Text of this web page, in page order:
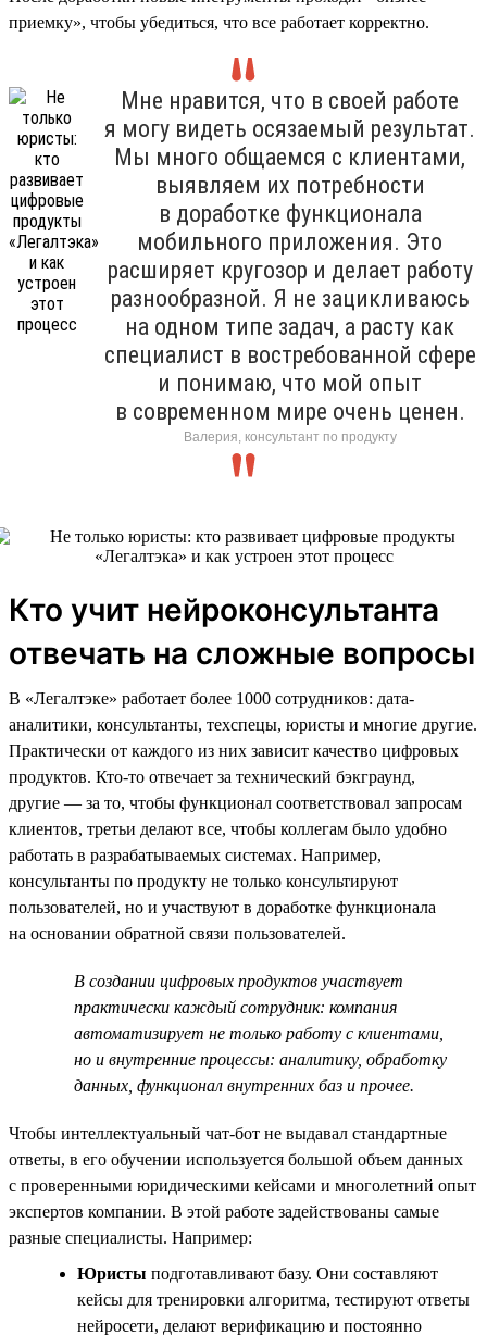
приемку», чтобы убедиться, что все работает корректно.
Мне нравится, что в своей работе
я могу видеть осязаемый результат.
Мы много общаемся с клиентами,
выявляем их потребности
в доработке функционала
мобильного приложения. Это
расширяет кругозор и делает работу
разнообразной. Я не зацикливаюсь
на одном типе задач, а расту как
специалист в востребованной сфере
и понимаю, что мой опыт
в современном мире очень ценен.
Валерия, консультант по продукту
Кто учит нейроконсультанта
отвечать на сложные вопросы
В «Легалтэке» работает более 1000 сотрудников: дата-
аналитики, консультанты, техспецы, юристы и многие другие.
Практически от каждого из них зависит качество цифровых
продуктов. Кто-то отвечает за технический бэкграунд,
другие — за то, чтобы функционал соответствовал запросам
клиентов, третьи делают все, чтобы коллегам было удобно
работать в разрабатываемых системах. Например,
консультанты по продукту не только консультируют
пользователей, но и участвуют в доработке функционала
на основании обратной связи пользователей.
В создании цифровых продуктов участвует
практически каждый сотрудник: компания
автоматизирует не только работу с клиентами,
но и внутренние процессы: аналитику, обработку
данных, функционал внутренних баз и прочее.
Чтобы интеллектуальный чат-бот не выдавал стандартные
ответы, в его обучении используется большой объем данных
с проверенными юридическими кейсами и многолетний опыт
экспертов компании. В этой работе задействованы самые
разные специалисты. Например:
Юристы подготавливают базу. Они составляют
кейсы для тренировки алгоритма, тестируют ответы
нейросети, делают верификацию и постоянно